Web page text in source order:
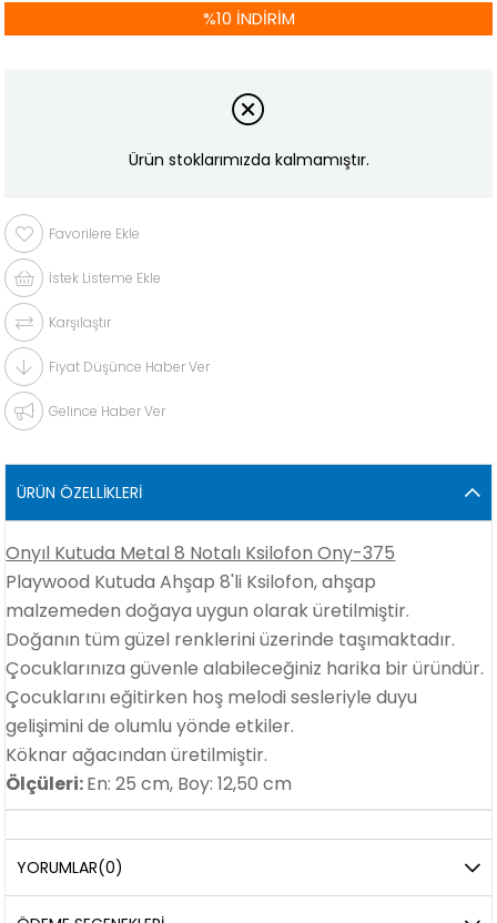
%10 İNDIRIM
Ürün stoklarımızda kalmamıştır.
Favorilere Ekle
İstek Listeme Ekle
Karşılaştır
Fiyat Düşünce Haber Ver
Gelince Haber Ver
ÜRÜN ÖZELLIKLERI
Onyıl Kutuda Metal 8 Notalı Ksilofon Ony-375
Playwood Kutuda Ahşap 8'li Ksilofon, ahşap
malzemeden doğaya uygun olarak üretilmiştir.
Doğanın tüm güzel renklerini üzerinde taşımaktadır.
Çocuklarınıza güvenle alabileceğiniz harika bir üründür.
Çocuklarını eğitirken hoş melodi sesleriyle duyu
gelişimini de olumlu yönde etkiler.
Köknar ağacından üretilmiştir.
Ölçüleri:En: 25 cm, Boy: 12,50 cm
YORUMLAR(0)